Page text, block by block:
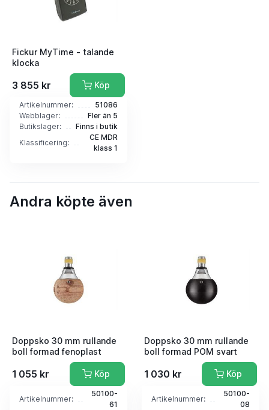
Fickur MyTime - talande
klocka
3 855 kr Köp
Artikelnummer:
51086
Webblager:
Fler än 5
Butikslager:
Finns i butik
Klassificering:
CE MDR
klass 1
Andra köpte även
Doppsko 30 mm rullande
boll formad fenoplast
1 055 kr Köp
Artikelnummer:
50100-
61
Doppsko 30 mm rullande
boll formad POM svart
1 030 kr Köp
Artikelnummer:
50100-
08